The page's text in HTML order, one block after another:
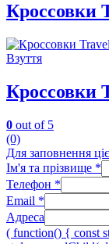
Кроссовки
Взуття
Кроссовки
0 out of 5
(0)
Для заповнення
Ім'я та прізвище *
Телефон *
Email *
Адреса
( function() { const